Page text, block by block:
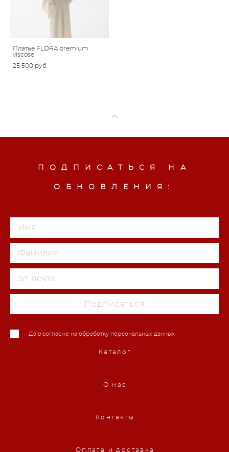
Платье FLORA premium
viscose
25 500 pуб.
ПОДПИСАТЬСЯ НА
ОБНОВЛЕНИЯ:
Подписаться
Даю согласие на обработку персональных данных
Каталог
О нас
Контакты
Оплата и доставка